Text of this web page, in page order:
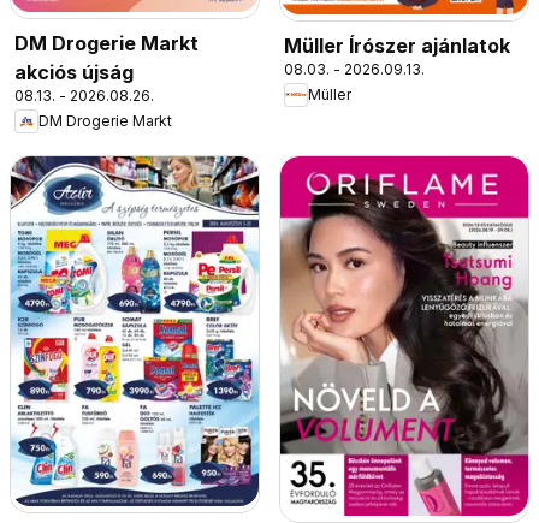
DM Drogerie Markt
akciós újság
08.13. - 2026.08.26.
DM Drogerie Markt
Müller Írószer ajánlatok
08.03. - 2026.09.13.
Müller